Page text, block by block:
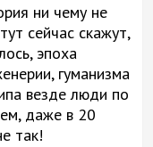
ни чему не
сейчас скажут,
эпоха
гуманизма
везде люди по
даже в 20
так!